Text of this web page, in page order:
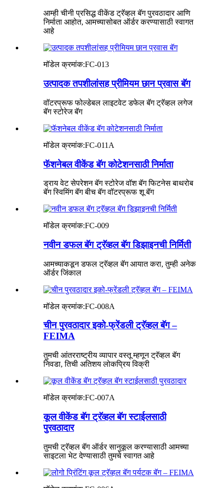
आम्ही चीनी प्रसिद्ध वीकेंड ट्रॅव्हल बॅग पुरवठादार आणि
निर्माता आहोत, आमच्यासोबत ऑर्डर करण्यासाठी स्वागत
आहे
मॉडेल क्रमांक:FC-013
उत्पादक तपशीलांसह प्रीमियम छान प्रवास बॅग
वॉटरप्रूफ फोल्डेबल लाइटवेट डफेल बॅग ट्रॅव्हल लगेज
बॅग स्टोरेज बॅग
मॉडेल क्रमांक:FC-011A
फॅशनेबल वीकेंड बॅग कोटेशनसाठी निर्माता
ड्राय वेट सेपरेशन बॅग स्टोरेज वॉश बॅग फिटनेस बाथरोब
बॅग स्विमिंग बॅग बीच बॅग वॉटरप्रूफ शू बॅग
मॉडेल क्रमांक:FC-009
नवीन डफल बॅग ट्रॅव्हल बॅग डिझाइनची निर्मिती
आमच्याकडून डफल ट्रॅव्हल बॅग आयात करा, तुम्ही अनेक
ऑर्डर जिंकाल
मॉडेल क्रमांक:FC-008A
चीन पुरवठादार इको-फ्रेंडली ट्रॅव्हल बॅग –
FEIMA
तुमची आंतरराष्ट्रीय व्यापार वस्तू म्हणून ट्रॅव्हल बॅग
निवडा, तिची अतिशय लोकप्रिय विक्री
मॉडेल क्रमांक:FC-007A
कूल वीकेंड बॅग ट्रॅव्हल बॅग स्टाईलसाठी
पुरवठादार
तुमची ट्रॅव्हल बॅग ऑर्डर सानुकूल करण्यासाठी आमच्या
साइटला भेट देण्यासाठी तुमचे स्वागत आहे